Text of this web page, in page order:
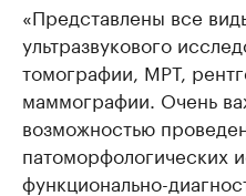
«Представлены все
ультразвукового
томографии, МРТ,
маммографии. Очень
возможностью
патоморфологических
функционально-